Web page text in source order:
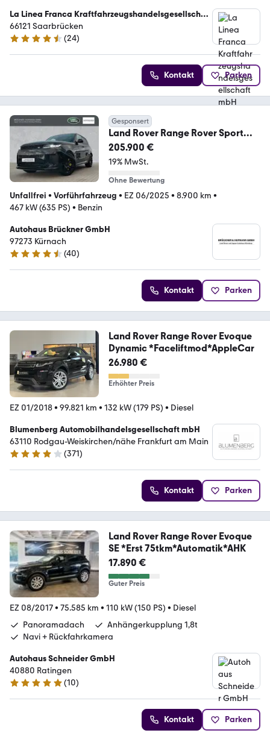
La Linea Franca Kraftfahrzeugshandelsgesellschaft
mbH
66121 Saarbrücken
4.4 Sterne
(24)
Kontakt Parken
Gesponsert
Land Rover Range Rover Sport
P635 SV Edition Two
205.900 €
19% MwSt.
Ohne Bewertung
Unfallfrei • Vorführfahrzeug • EZ 06/2025 • 8.900 km •
467 kW (635 PS) • Benzin
Autohaus Brückner GmbH
97273 Kürnach
4.7 Sterne
(40)
Kontakt Parken
Land Rover Range Rover Evoque
Dynamic *Faceliftmod*AppleCar
26.980 €
Erhöhter Preis
EZ 01/2018• 99.821 km • 132 kW (179 PS) • Diesel
Blumenberg Automobilhandelsgesellschaft mbH
63110 Rodgau-Weiskirchen/nähe Frankfurt am Main
4.2 Sterne
(371)
Kontakt Parken
Land Rover Range Rover Evoque
SE *Erst 75tkm*Automatik*AHK
17.890 €
Guter Preis
EZ 08/2017• 75.585 km • 110 kW (150 PS) • Diesel
Panoramadach
Anhängerkupplung 1,8t
Navi + Rückfahrkamera
Autohaus Schneider GmbH
40880 Ratingen
5 Sterne
(10)
Kontakt Parken